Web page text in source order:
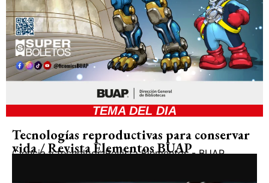
TEMA DEL DIA
Tecnologías reproductivas para conservar
vida / Revista Elementos BUAP
Ciencia y tecnologíaRevista Elementos - BUAP